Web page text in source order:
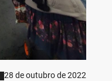
28 de outubro de 2022